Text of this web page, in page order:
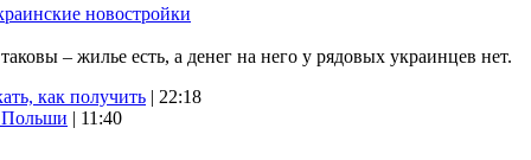
новостройки
– жилье есть, а денег на него у рядовых украинцев нет.
как получить | 22:18
Польши | 11:40